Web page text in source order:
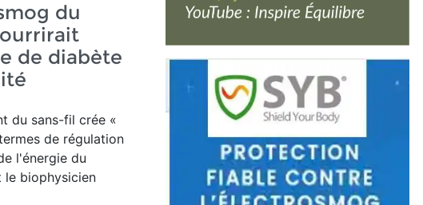
du
de diabète
du sans-fil crée «
de régulation
l'énergie du
le biophysicien